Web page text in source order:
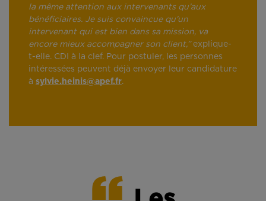
la même attention aux intervenants qu’aux
bénéficiaires. Je suis convaincue qu’un
intervenant qui est bien dans sa mission, va
encore mieux accompagner son client,”explique-
t-elle. CDI à la clef. Pour postuler, les personnes
intéressées peuvent déjà envoyer leur candidature
à sylvie.heinis@apef.fr.